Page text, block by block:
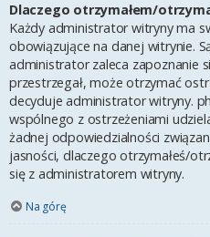
Dlaczego otrzymałem/
Każdy administrator witryny ma
obowiązujące na danej witrynie.
administrator zaleca zapoznanie
przestrzegał, może otrzymać
decyduje administrator witryny.
wspólnego z ostrzeżeniami
żadnej odpowiedzialności
jasności, dlaczego otrzymałeś/
się z administratorem witryny.
Na górę